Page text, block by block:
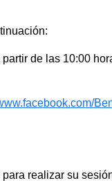
de las 10:00
realizar su